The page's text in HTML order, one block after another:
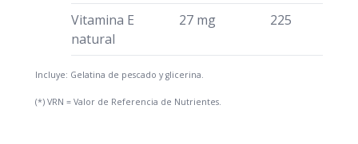
Vitamina E
natural
27 mg 225
Incluye: Gelatina de pescado y glicerina.
(*) VRN = Valor de Referencia de Nutrientes.